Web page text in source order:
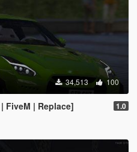
34,513 100
FiveM | Replace] 1.0